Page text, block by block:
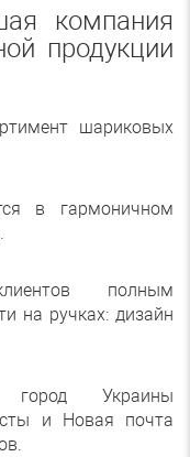
компания
продукции
шариковых
в гармоничном
полным
на ручках: дизайн
Украины
и Новая почта